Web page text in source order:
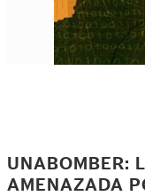
UNABOMBER:
AMENAZADA